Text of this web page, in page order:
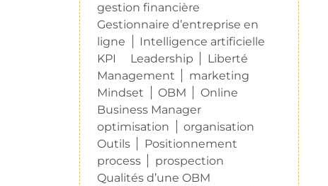
gestion financière
Gestionnaire d’entreprise en
ligne
Intelligence artificielle
KPI
Leadership
Liberté
Management
marketing
Mindset
OBM
Online
Business Manager
optimisation
organisation
Outils
Positionnement
process
prospection
Qualités d’une OBM